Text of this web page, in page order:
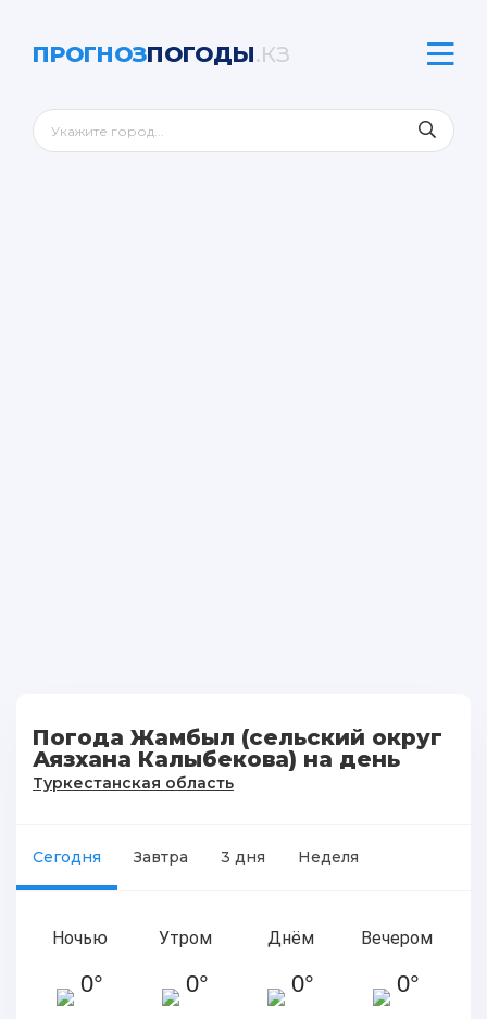
ПРОГНОЗПОГОДЫ.КЗ
Погода Жамбыл (сельский округ
Аязхана Калыбекова) на день
Туркестанская область
Сегодня Завтра 3 дня Неделя
Ночью
0°
Утром
0°
Днём
0°
Вечером
0°